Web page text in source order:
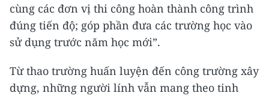
cùng các đơn vị thi công hoàn thành công trình
đúng tiến độ; góp phần đưa các trường học vào
sử dụng trước năm học mới”.
Từ thao trường huấn luyện đến công trường xây
dựng, những người lính vẫn mang theo tinh